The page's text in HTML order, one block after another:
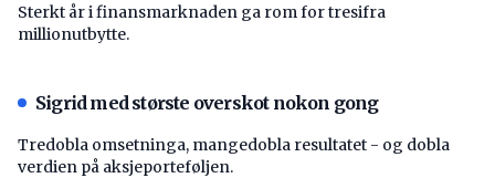
Sterkt år i finansmarknaden ga rom for tresifra
millionutbytte.
Sigrid med største overskot nokon gong
Tredobla omsetninga, mangedobla resultatet - og dobla
verdien på aksjeporteføljen.